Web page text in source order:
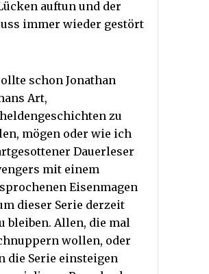
auftun und der
immer wieder gestört
schon Jonathan
Art,
zu
mögen oder wie ich
Dauerleser
mit einem
Eisenmagen
dieser Serie derzeit
bleiben. Allen, die mal
wollen, oder
die Serie einsteigen